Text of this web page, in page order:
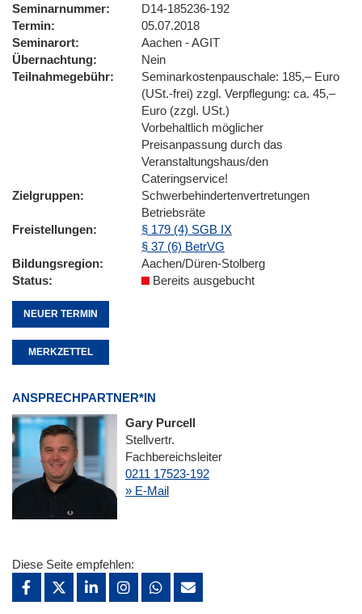
Seminarnummer
D14-185236-192
Termin
05.07.2018
Seminarort
Aachen - AGIT
Übernachtung
Nein
Teilnahmegebühr
Seminarkostenpauschale: 185,– Euro
(USt.-frei) zzgl. Verpflegung: ca. 45,–
Euro (zzgl. USt.)
Vorbehaltlich möglicher
Preisanpassung durch das
Veranstaltungshaus/den
Cateringservice!
Zielgruppen
Schwerbehindertenvertretungen
Betriebsräte
Freistellungen
§ 179 (4) SGB IX
§ 37 (6) BetrVG
Bildungsregion
Aachen/Düren-Stolberg
Status
Bereits ausgebucht
NEUER TERMIN
MERKZETTEL
ANSPRECHPARTNER*IN
Gary Purcell
Stellvertr.
Fachbereichsleiter
0211 17523-192
» E-Mail
Diese Seite empfehlen: